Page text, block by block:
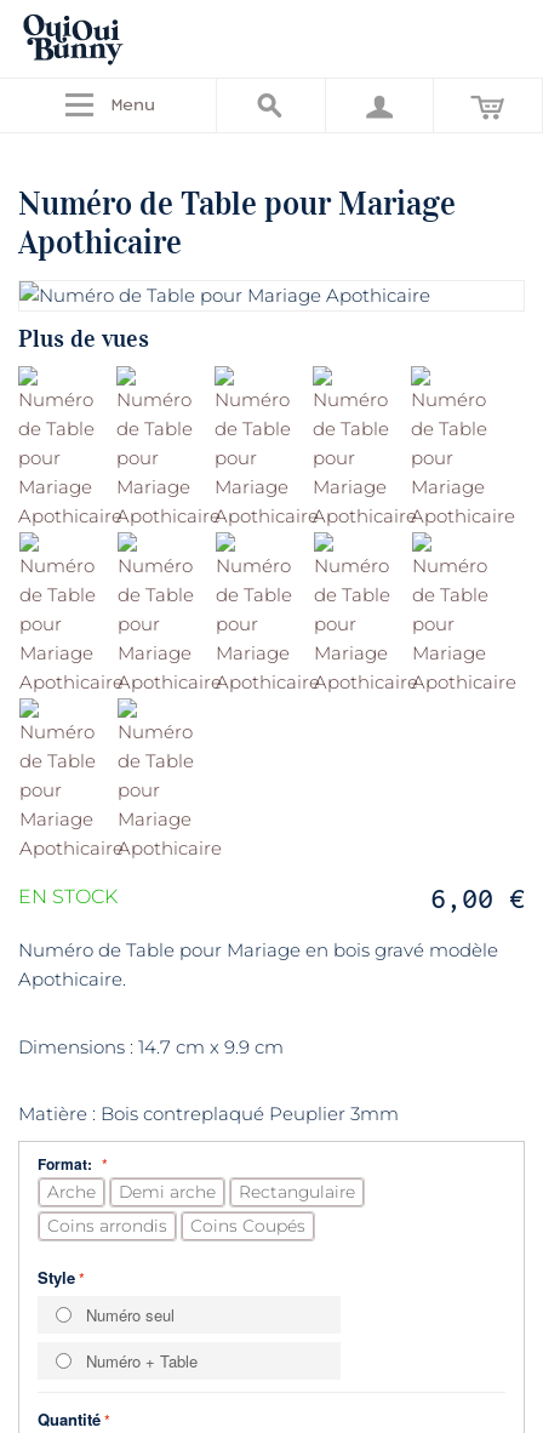
Menu
Numéro de Table pour Mariage
Apothicaire
Plus de vues
6,00 €
EN STOCK
Numéro de Table pour Mariage en bois gravé modèle
Apothicaire.
Dimensions : 14.7 cm x 9.9 cm
Matière : Bois contreplaqué Peuplier 3mm
Format:
Arche Demi arche
Rectangulaire
Coins arrondis
Coins Coupés
Style
Numéro seul
Numéro + Table
Quantité